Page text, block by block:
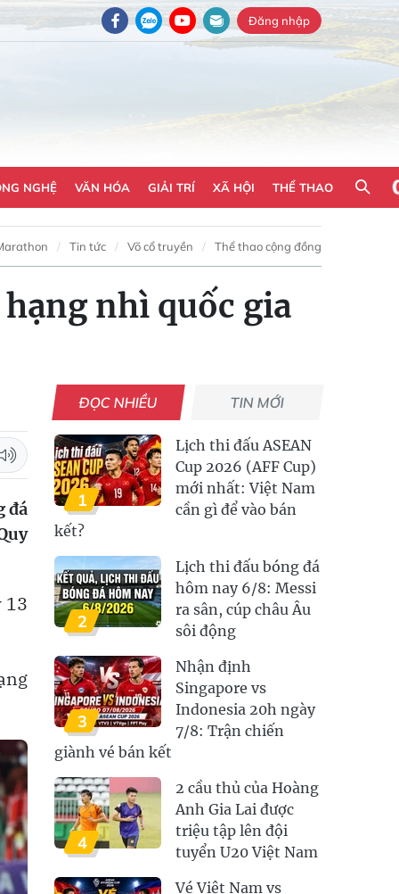
Đăng nhập
NGHỆ VĂN HÓA GIẢI TRÍ XÃ HỘI THỂ THAO
Tin tức Võ cổ truyền Thể thao cộng đồng
nhì quốc gia
đá
13
ĐỌC NHIỀU TIN MỚI
1
Lịch thi đấu ASEAN
Cup 2026 (AFF Cup)
mới nhất: Việt Nam
cần gì để vào bán
kết?
2
Lịch thi đấu bóng đá
hôm nay 6/8: Messi
ra sân, cúp châu Âu
sôi động
3
Nhận định
Singapore vs
Indonesia 20h ngày
7/8: Trận chiến
giành vé bán kết
4
2 cầu thủ của Hoàng
Anh Gia Lai được
triệu tập lên đội
tuyển U20 Việt Nam
Vé Việt Nam vs